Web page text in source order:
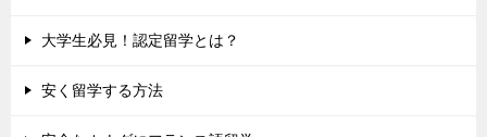
大学生必見！認定留学とは？
安く留学する方法